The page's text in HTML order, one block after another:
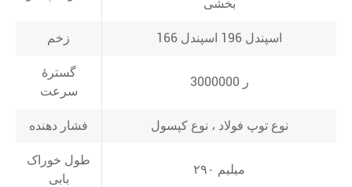
بخشی
زخم 166 اسپندل 196 اسپندل
گسترۀ
سرعت
3000000 ر
فشار دهنده نوع توپ فولاد ، نوع کپسول
طول خوراک
بابی
۲۹۰ میلیم